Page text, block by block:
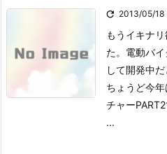
 2013/05/18
もうイキナ
た。 電動バ
して開発中
ちょうど今
チャー
...